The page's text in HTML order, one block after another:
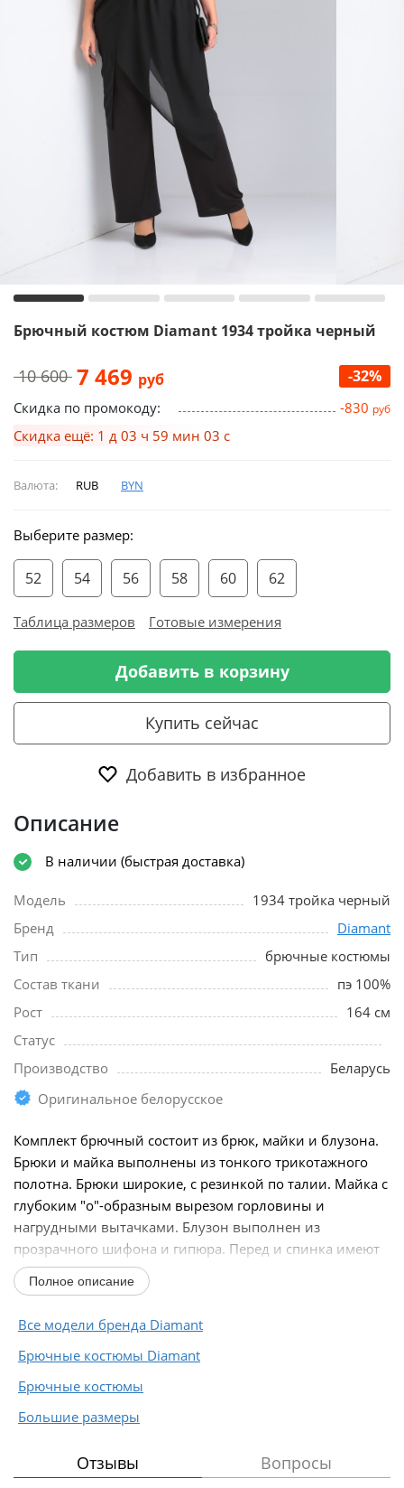
Брючный костюм Diamant 1934 тройка черный
10 600 7 469 руб -32%
Скидка по промокоду: -830 руб
Скидка ещё: 1 д 03 ч 59 мин 02 с
Валюта: RUB BYN
Выберите размер:
52 54 56 58 60 62
Таблица размеров Готовые измерения
Добавить в корзину
Купить сейчас
Добавить в избранное
Описание
В наличии (быстрая доставка)
Модель
1934 тройка черный
Бренд
Diamant
Тип
брючные костюмы
Состав ткани
пэ 100%
Рост
164 см
Статус
Производство
Беларусь
Оригинальное белорусское
Комплект брючный состоит из брюк, майки и блузона.
Брюки и майка выполнены из тонкого трикотажного
полотна. Брюки широкие, с резинкой по талии. Майка с
глубоким "о"-образным вырезом горловины и
нагрудными вытачками. Блузон выполнен из
прозрачного шифона и гипюра. Перед и спинка имеют
ассиметричные...
Полное описание
Все модели бренда Diamant
Брючные костюмы Diamant
Брючные костюмы
Большие размеры
Отзывы Вопросы